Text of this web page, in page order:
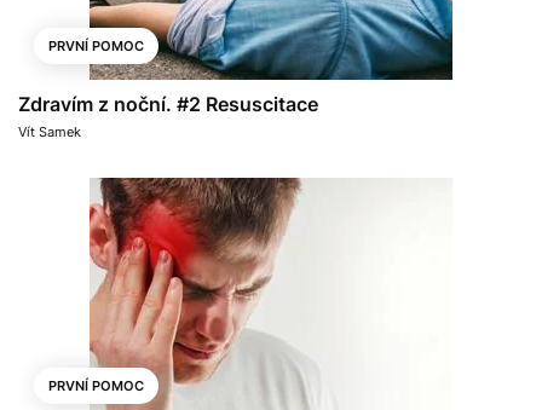
PRVNÍ POMOC
Zdravím z noční. #2 Resuscitace
Vít Samek
PRVNÍ POMOC